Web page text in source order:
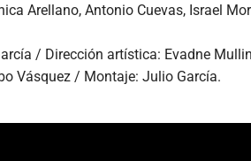
Arellano, Antonio Cuevas, Israel
/ Dirección artística: Evadne
Vásquez / Montaje: Julio García.